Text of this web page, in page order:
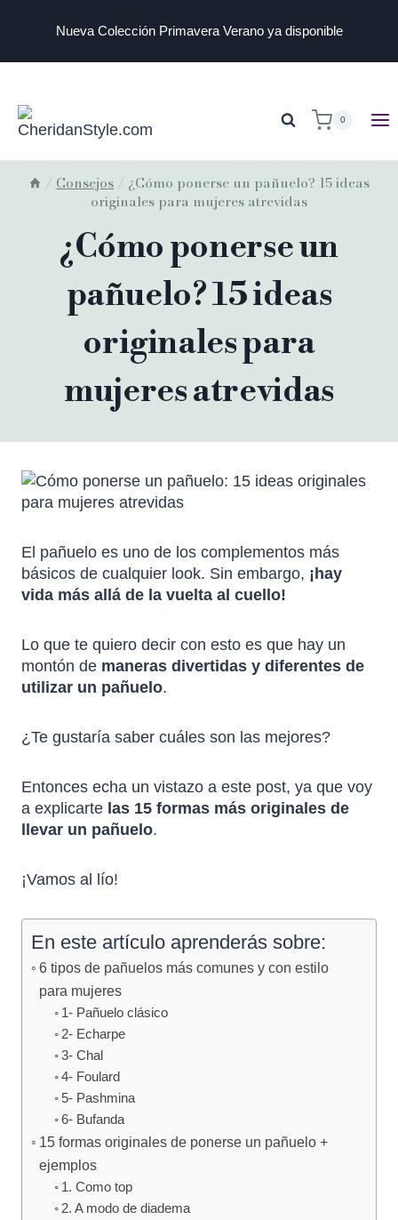
Nueva Colección Primavera Verano ya disponible
0
/ Consejos / ¿Cómo ponerse un pañuelo? 15 ideas
originales para mujeres atrevidas
¿Cómo ponerse un
pañuelo? 15 ideas
originales para
mujeres atrevidas
El pañuelo es uno de los complementos más
básicos de cualquier look. Sin embargo, ¡hay
vida más allá de la vuelta al cuello!
Lo que te quiero decir con esto es que hay un
montón de maneras divertidas y diferentes de
utilizar un pañuelo.
¿Te gustaría saber cuáles son las mejores?
Entonces echa un vistazo a este post, ya que voy
a explicarte las 15 formas más originales de
llevar un pañuelo.
¡Vamos al lío!
En este artículo aprenderás sobre:
6 tipos de pañuelos más comunes y con estilo
para mujeres
1- Pañuelo clásico
2- Echarpe
3- Chal
4- Foulard
5- Pashmina
6- Bufanda
15 formas originales de ponerse un pañuelo +
ejemplos
1. Como top
2. A modo de diadema